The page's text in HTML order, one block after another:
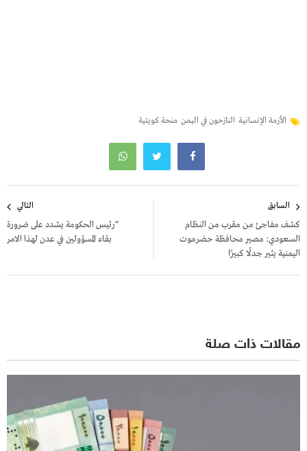
الأزمة الإنسانية النازحون في اليمن منحة كويتية
المقالات
السابق
كشف مفاجئ من مقرب من النظام
السعودي: مصير محافظة حضرموت
اليمنية يثير جدلًا كبيرًا
التالي
“رئيس الحكومة يشدد على ضرورة
بقاء المسؤولين في عدن لهذا الامر
مقالات ذات صلة